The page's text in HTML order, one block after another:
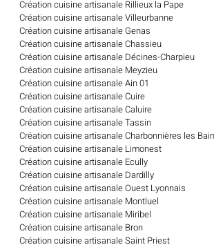
Création cuisine artisanale Rillieux la Pape
Création cuisine artisanale Villeurbanne
Création cuisine artisanale Genas
Création cuisine artisanale Chassieu
Création cuisine artisanale Décines-Charpieu
Création cuisine artisanale Meyzieu
Création cuisine artisanale Ain 01
Création cuisine artisanale Cuire
Création cuisine artisanale Caluire
Création cuisine artisanale Tassin
Création cuisine artisanale Charbonnières les
Création cuisine artisanale Limonest
Création cuisine artisanale Ecully
Création cuisine artisanale Dardilly
Création cuisine artisanale Ouest Lyonnais
Création cuisine artisanale Montluel
Création cuisine artisanale Miribel
Création cuisine artisanale Bron
Création cuisine artisanale Saint Priest